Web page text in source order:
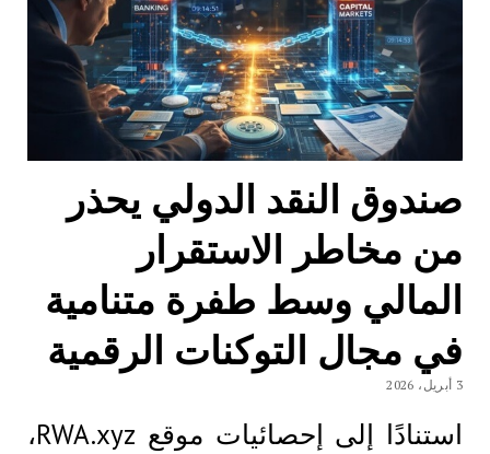
صندوق النقد الدولي يحذر
من مخاطر الاستقرار
المالي وسط طفرة متنامية
في مجال التوكنات الرقمية
3 أبريل، 2026
استنادًا إلى إحصائيات موقع RWA.xyz،